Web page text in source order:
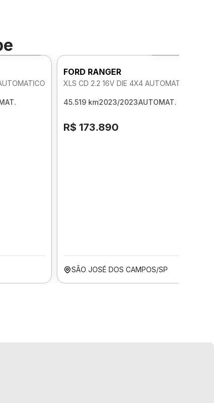
Foto 360º
FORD RANGER
XLS CD 2.2 16V DIE 4X4 AUTOMATICO
45.519 km2023/2023AUTOMAT.
R$ 173.890
SÃO JOSÉ DOS CAMPOS/SP